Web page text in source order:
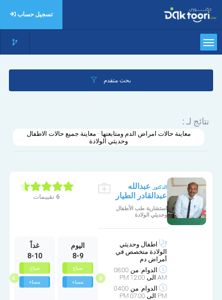
تسجيل حساب
بحث متقدم
نتائج لـ :
معاينة حالات امراض الدم ومتابعتها - معاينة جميع حالات الاطفال
وحديثي الولادة
الدكتور
عبدالله
عبدالقادر الطيار
استشارية طب الأطفال
وحديثي الولادة
اطفال وحديثي
الولادة متخصص في
أمراض دم
الدوام: من 08:00
AM الى 12:00 PM
الدوام: من 04:00
PM الى 07:00 PM
الجمعة
10-2
غير متوفر
السبت
10-3
صباح
مساء
اليوم
8-9
صباح
مساء
غداً
8-10
صباح
مساء
6 تقييمات